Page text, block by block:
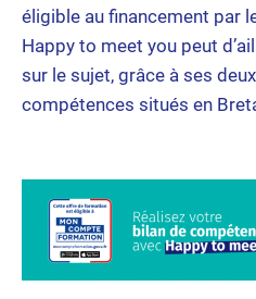
éligible au financement par
Happy to meet you peut
sur le sujet, grâce à ses
compétences situés en